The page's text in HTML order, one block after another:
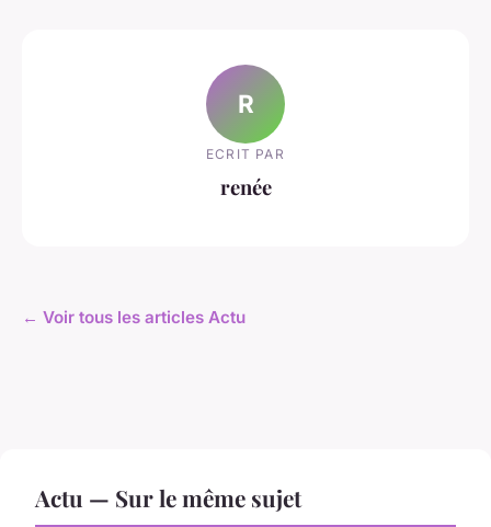
R
ECRIT PAR
renée
← Voir tous les articles Actu
Actu — Sur le même sujet